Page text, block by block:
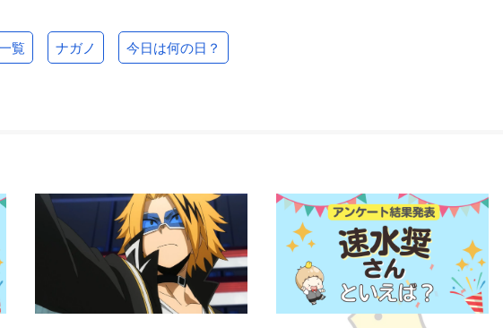
覧 ナガノ 今日は何の日？